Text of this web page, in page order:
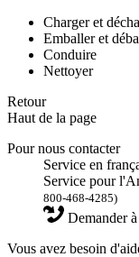
Charger et
Emballer et
Conduire
Nettoyer
Retour
Haut de la page
Pour nous contacter
Service en
Service pour
800-468-4285)
Demander
Vous avez besoin